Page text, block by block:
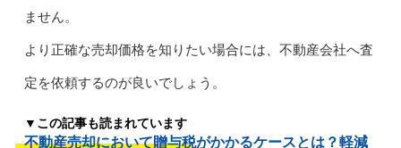
ません。
より正確な売却価格を知りたい場合には、不動産会社へ査
定を依頼するのが良いでしょう。
▼この記事も読まれています
不動産売却において贈与税がかかるケースとは？軽減